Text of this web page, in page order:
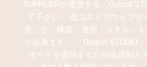
SUPPLIERが運営する「Output
て下さい。 低コストでウェブサ
産」と、構築・運用「スキル」
が出来ます。 「Output STUDIO
ポートを提供するため会員制と